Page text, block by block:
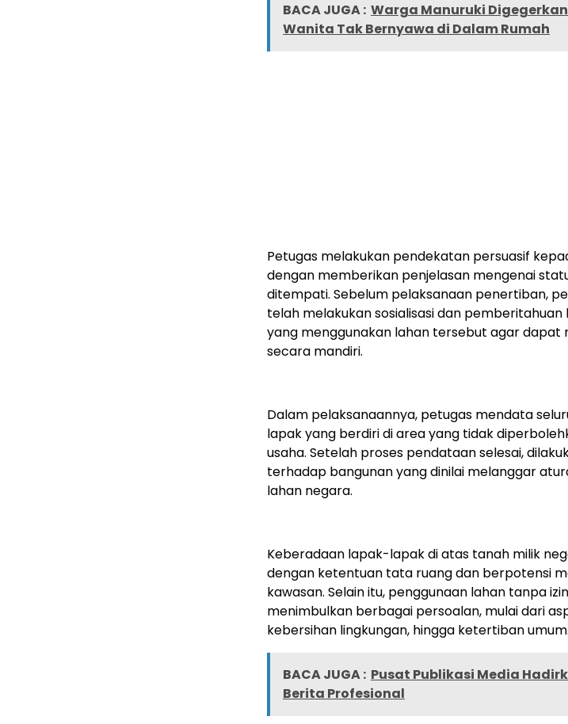
BACA JUGA : Warga Manuruki
Wanita Tak Bernyawa di Dalam Rumah
Petugas melakukan pendekatan persuasif
dengan memberikan penjelasan mengenai
ditempati. Sebelum pelaksanaan penertiban,
telah melakukan sosialisasi dan
yang menggunakan lahan tersebut agar dapat
secara mandiri.
Dalam pelaksanaannya, petugas mendata
lapak yang berdiri di area yang tidak
usaha. Setelah proses pendataan selesai,
terhadap bangunan yang dinilai melanggar
lahan negara.
Keberadaan lapak-lapak di atas tanah milik
dengan ketentuan tata ruang dan berpotensi
kawasan. Selain itu, penggunaan lahan tanpa
menimbulkan berbagai persoalan, mulai dari
kebersihan lingkungan, hingga ketertiban umum.
BACA JUGA : Pusat Publikasi Media
Berita Profesional